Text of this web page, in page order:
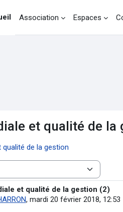
Association Espaces
et qualité de la
de la gestion
et qualité de la gestion (2)
, mardi 20 février 2018, 12:53
: 0